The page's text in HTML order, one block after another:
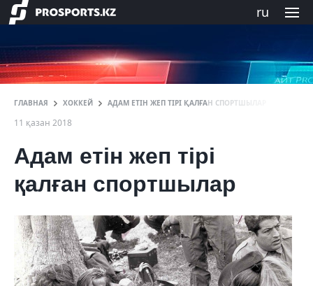
ru
ГЛАВНАЯ ХОККЕЙ АДАМ ЕТІН ЖЕП ТІРІ ҚАЛҒАН СПОРТШЫЛАР
11 қазан 2018
Адам етін жеп тірі
қалған спортшылар